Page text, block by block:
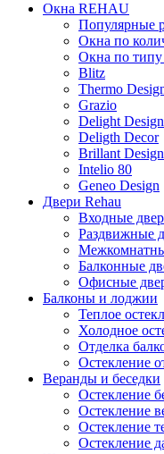
Окна REHAU
Популярные
Окна по
Окна по
Blitz
Thermo
Grazio
Delight Design
Deligth Decor
Brillant Design
Intelio 80
Geneo Design
Двери Rehau
Входные
Раздвижные
Балконные
Офисные
Балконы и лоджии
Теплое
Холодное
Отделка
Остекление
Веранды и беседки
Остекление
Остекление
Остекление
Остекление